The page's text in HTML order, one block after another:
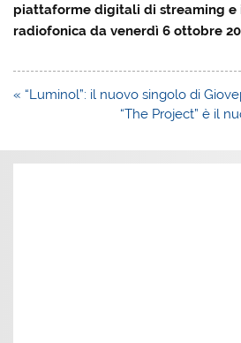
piattaforme digitali di streaming e
radiofonica da venerdì 6 ottobre
Navigazione
« “Luminol”: il nuovo singolo di
“The Project” è il